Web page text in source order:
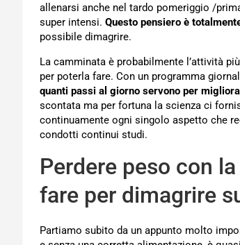
allenarsi anche nel tardo pomeriggio /
super intensi. Questo pensiero è
possibile dimagrire.
La camminata è probabilmente l’attività
per poterla fare. Con un programma
quanti passi al giorno servono per
scontata ma per fortuna la scienza ci
continuamente ogni singolo aspetto che
condotti continui studi.
Perdere peso con
fare per dimagrire
Partiamo subito da un appunto molto